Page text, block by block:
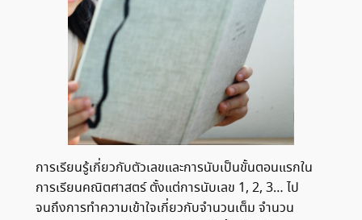
การเรียนรู้เกี่ยวกับตัวเลขและการนับเป็นขั้นตอนแรกใน
การเรียนคณิตศาสตร์ ตั้งแต่การนับเลข 1, 2, 3… ไป
จนถึงการทำความเข้าใจเกี่ยวกับจำนวนเต็ม จำนวน